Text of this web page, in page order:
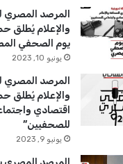
المرصد المصري
والإعلام يُطلق
يوم الصحفي
يونيو 10, 2023
المرصد المصري
والإعلام يُطلق
اقتصادي
للصحفيين”
يونيو 9, 2023